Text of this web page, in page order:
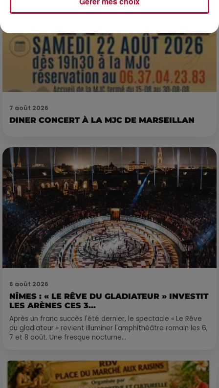
7 août 2026
DINER CONCERT À LA MJC DE MARSEILLAN
6 août 2026
NÎMES : « LE RÊVE DU GLADIATEUR » INVESTIT
LES ARÈNES CES 3...
Après un franc succès l'été dernier, le spectacle « Le Rêve
du gladiateur » revient illuminer l'amphithéâtre romain les 6,
7 et 8 août. Une fresque nocturne...